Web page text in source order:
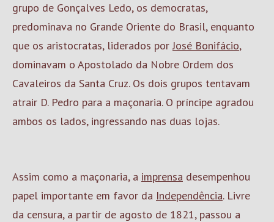
grupo de Gonçalves Ledo, os democratas,
predominava no Grande Oriente do Brasil, enquanto
que os aristocratas, liderados porJosé Bonifácio,
dominavam o Apostolado da Nobre Ordem dos
Cavaleiros da Santa Cruz. Os dois grupos tentavam
atrair D. Pedro para a maçonaria. O príncipe agradou
ambos os lados, ingressando nas duas lojas.
Assim como a maçonaria, a imprensa desempenhou
papel importante em favor da Independência. Livre
da censura, a partir de agosto de 1821, passou a